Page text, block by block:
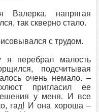
Валерка, напрягая
так скверно стало.
с трудом.
я перебрал малость
подсчитывая
очень немало. –
пригласил ее
у меня. И все
гад! И она хороша –